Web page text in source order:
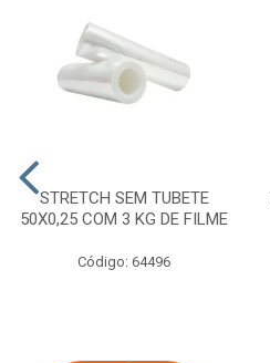
STRETCH SEM TUBETE
50X0,25 COM 3 KG DE FILME
Código: 64496